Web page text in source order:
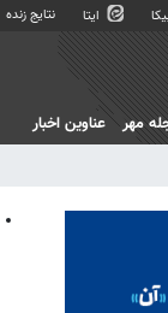
ایتا نتایج زنده
مهر عناوین اخبار